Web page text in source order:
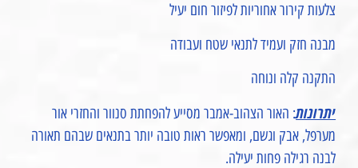
צלעות קירור אחוריות לפיזור חום יעיל
מבנה חזק ועמיד לתנאי שטח ועבודה
התקנה קלה ונוחה
יתרונות: האור הצהוב-אמבר מסייע להפחתת סנוור והחזרי אור
מערפל, אבק וגשם, ומאפשר ראות טובה יותר בתנאים שבהם תאורה
לבנה רגילה פחות יעילה.